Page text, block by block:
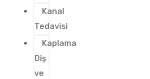
Kanal
Tedavisi
Kaplama
Diş
ve